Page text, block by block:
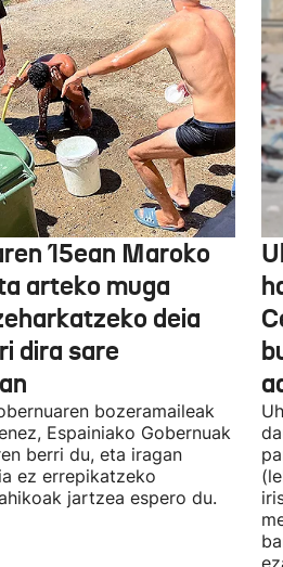
15ean Maroko
arteko muga
deia
dira sare
bozeramaileak
Espainiako Gobernuak
berri du, eta iragan
ez errepikatzeko
jartzea espero du.